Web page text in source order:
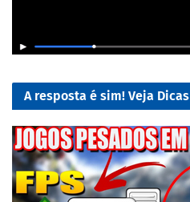
A resposta é sim! Veja Dicas